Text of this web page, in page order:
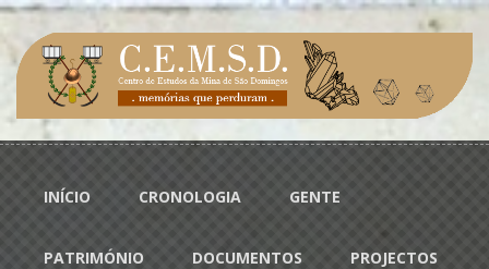
Passar para o conteúdo principal
Menu principal
INÍCIO CRONOLOGIA GENTE
PATRIMÓNIO DOCUMENTOS PROJECTOS